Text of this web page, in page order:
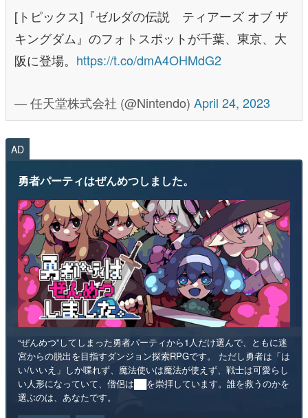
[トピックス]『ゼルダの伝説 ティアーズ オブ ザ
キングダム』のフォトスポットが千葉、東京、大
阪に登場。 https://t.co/dmA4OHMdG2
— 任天堂株式会社 (@Nintendo) April 24, 2023
AD
勇者パーティはぜんめつしました。
“ぜんめつ”してしまった勇者パーティから1人だけ選んで、ともに迷
宮からの脱出を目指すダンジョン探索RPGです。 ただし勇者は「は
い/いいえ」しか喋れず、魔法使いは魔法が使えず、戦士は可愛らし
い人形になっていて、僧侶は██を崇拝しています。誰を救うのかを
選ぶのは、あなたです。